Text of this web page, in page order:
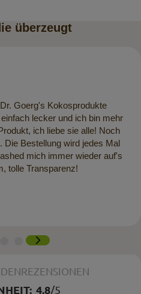
überzeugt
Goerg's Kokosprodukte
lecker und ich bin mehr
ich liebe sie alle! Noch
Bestellung wird jedes Mal
mich immer wieder auf's
tolle Transparenz!
4.8/5